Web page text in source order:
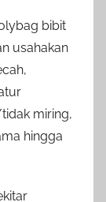
bibit
usahakan
miring,
hingga